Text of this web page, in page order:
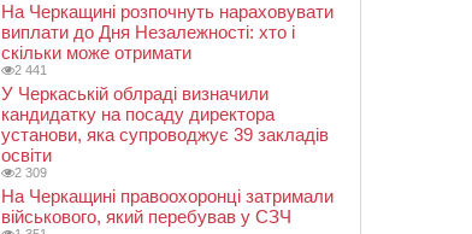
На Черкащині розпочнуть нараховувати
виплати до Дня Незалежності: хто і
скільки може отримати
2 441
У Черкаській облраді визначили
кандидатку на посаду директора
установи, яка супроводжує 39 закладів
освіти
2 309
На Черкащині правоохоронці затримали
військового, який перебував у СЗЧ